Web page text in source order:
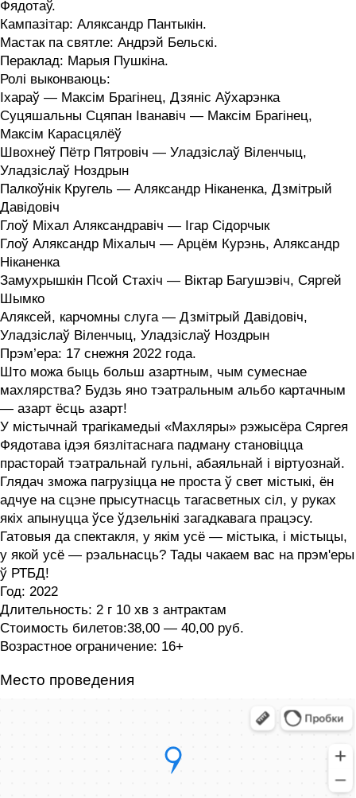
Фядотаў.
Кампазітар: Аляксандр Пантыкін.
Мастак па святле: Андрэй Бельскі.
Пераклад: Марыя Пушкіна.
Ролі выконваюць:
Іхараў — Максім Брагінец, Дзяніс Аўхарэнка
Суцяшальны Сцяпан Іванавіч — Максім Брагінец,
Максім Карасцялёў
Швохнеў Пётр Пятровіч — Уладзіслаў Віленчыц,
Уладзіслаў Ноздрын
Палкоўнік Кругель — Аляксандр Ніканенка, Дзмітрый
Давідовіч
Глоў Міхал Аляксандравіч — Ігар Сідорчык
Глоў Аляксандр Міхалыч — Арцём Курэнь, Аляксандр
Ніканенка
Замухрышкін Псой Стахіч — Віктар Багушэвіч, Сяргей
Шымко
Аляксей, карчомны слуга — Дзмітрый Давідовіч,
Уладзіслаў Віленчыц, Уладзіслаў Ноздрын
Прэм’ера: 17 снежня 2022 года.
Што можа быць больш азартным, чым сумеснае
махлярства? Будзь яно тэатральным альбо картачным
— азарт ёсць азарт!
У містычнай трагікамедыі «Махляры» рэжысёра Сяргея
Фядотава ідэя бязлітаснага падману становіцца
прасторай тэатральнай гульні, абаяльнай і віртуознай.
Глядач зможа пагрузіцца не проста ў свет містыкі, ён
адчуе на сцэне прысутнасць тагасветных сіл, у руках
якіх апынуцца ўсе ўдзельнікі загадкавага працэсу.
Гатовыя да спектакля, у якім усё — містыка, і містыцы,
у якой усё — рэальнасць? Тады чакаем вас на прэм'еры
ў РТБД!
Год: 2022
Длительность: 2 г 10 хв з антрактам
Стоимость билетов:38,00 — 40,00 руб.
Возрастное ограничение: 16+
Место проведения